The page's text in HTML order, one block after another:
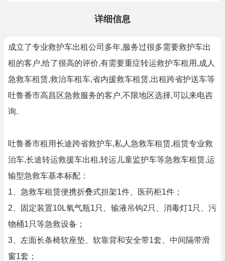
详细信息
成立了专业救护车出租公司多年,服务过很多需要救护车出
租的客户,给了很高的评价,有需要重症转运救护车租用,成人
急救车租赁,救治车租车,省内援救车租赁,出租跨省护送车等
吐鲁番市高昌区急救服务的客户,不限地区选择,可以来电咨
询.
吐鲁番市租用长途跨省救护车,私人急救车租赁,租赁专业救
治车,长途转运救援车出租,转运儿童监护车等急救车租赁,运
输型急救车基本标配：
1、急救车租赁便携折叠式担架1件、医药柜1件；
2、固定装置10L氧气瓶1只、输液吊钩2只、消毒灯1只、污
物桶1只等急救设备；
3、左面长条椅软座垫、软靠背和安全带1套、中间隔带滑
窗1套；